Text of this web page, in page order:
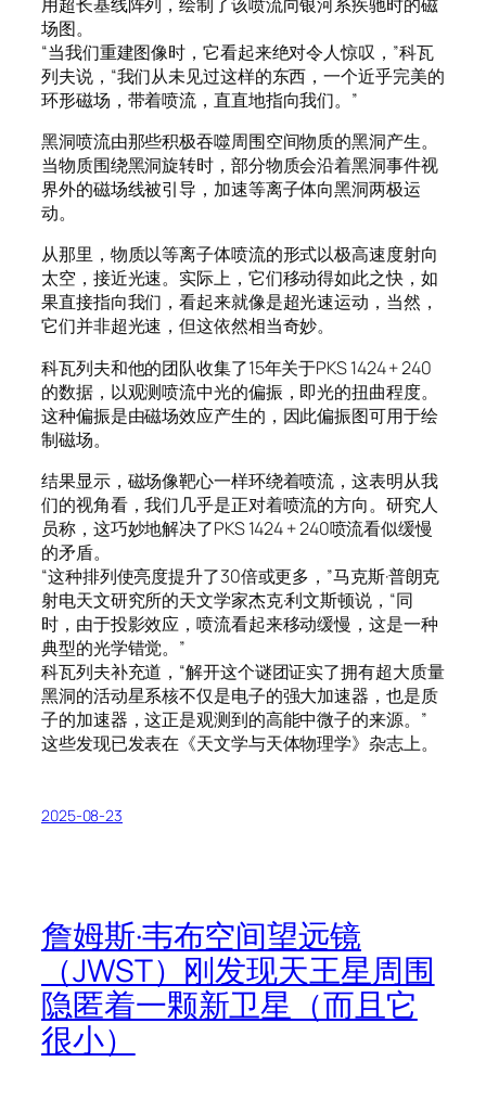
场图。
“当我们重建图像时，它看起来绝对令人惊叹，”科瓦
列夫说，“我们从未见过这样的东西，一个近乎完美的
环形磁场，带着喷流，直直地指向我们。”
黑洞喷流由那些积极吞噬周围空间物质的黑洞产生。
当物质围绕黑洞旋转时，部分物质会沿着黑洞事件视
界外的磁场线被引导，加速等离子体向黑洞两极运
动。
从那里，物质以等离子体喷流的形式以极高速度射向
太空，接近光速。实际上，它们移动得如此之快，如
果直接指向我们，看起来就像是超光速运动，当然，
它们并非超光速，但这依然相当奇妙。
科瓦列夫和他的团队收集了15年关于PKS 1424 + 240
的数据，以观测喷流中光的偏振，即光的扭曲程度。
这种偏振是由磁场效应产生的，因此偏振图可用于绘
制磁场。
结果显示，磁场像靶心一样环绕着喷流，这表明从我
们的视角看，我们几乎是正对着喷流的方向。研究人
员称，这巧妙地解决了PKS 1424 + 240喷流看似缓慢
的矛盾。
“这种排列使亮度提升了30倍或更多，”马克斯·普朗克
射电天文研究所的天文学家杰克·利文斯顿说，“同
时，由于投影效应，喷流看起来移动缓慢，这是一种
典型的光学错觉。”
科瓦列夫补充道，“解开这个谜团证实了拥有超大质量
黑洞的活动星系核不仅是电子的强大加速器，也是质
子的加速器，这正是观测到的高能中微子的来源。”
这些发现已发表在《天文学与天体物理学》杂志上。
2025-08-23
詹姆斯·韦布空间望远镜
（JWST）刚发现天王星周围
隐匿着一颗新卫星（而且它
很小）